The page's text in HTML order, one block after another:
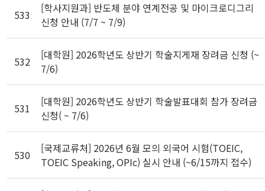
533
[학사지원과] 반도체 분야 연계전공 및 마이크로디그리
신청 안내 (7/7 ~ 7/9)
532
[대학원] 2026학년도 상반기 학술지게재 장려금 신청 (~
7/6)
531
[대학원] 2026학년도 상반기 학술발표대회 참가 장려금
신청( ~ 7/6)
530
[국제교류처] 2026년 6월 모의 외국어 시험(TOEIC,
TOEIC Speaking, OPIc) 실시 안내 (~6/15까지 접수)